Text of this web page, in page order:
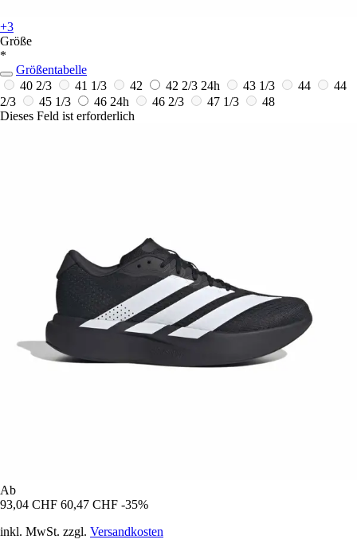
+3
Größe
*
Größentabelle
40 2/3
41 1/3 42 42 2/3 24h 43 1/3 44
44
2/3
45 1/3 46 24h 46 2/3 47 1/3
48
Dieses Feld ist erforderlich
Ab
93,04 CHF 60,47 CHF -35%
inkl. MwSt. zzgl. Versandkosten